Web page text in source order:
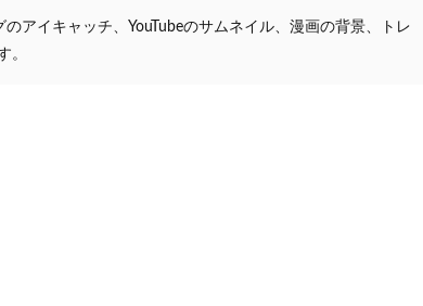
アイキャッチ、YouTubeのサムネイル、漫画の背景、トレ
。